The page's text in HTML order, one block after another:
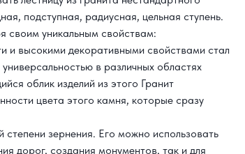
подступная, радиусная, цельная ступень.
своим уникальным свойствам:
и высокими декоративными свойствами стал
в различных областях
облик изделий из этого Гранит
цвета этого камня, которые сразу
зернения. Его можно использовать
дорог, создания монументов, так и для